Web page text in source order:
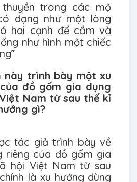
trong các mộ
dạng như một lòng
hai cạnh để cầm và
như hình một chiếc
này trình bày một xu
đồ gốm gia dụng
Nam từ sau thế kỉ
gì?
tác giả trình bày về
riêng của đồ gốm gia
hội Việt Nam từ sau
là xu hướng dùng